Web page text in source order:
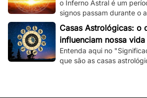
o Inferno Astral é um
signos passam durante o
seu signo é atingido e
fase.
Casas Astrológicas: o
influenciam nossa
Entenda aqui no
que são as casas